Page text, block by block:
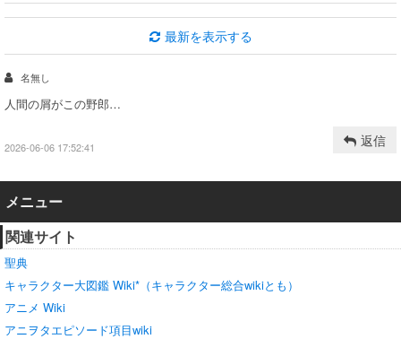
最新を表示する
名無し
人間の屑がこの野郎…
返信
2026-06-06 17:52:41
メニュー
関連サイト
聖典
キャラクター大図鑑 Wiki*（キャラクター総合wikiとも）
アニメ Wiki
アニヲタエピソード項目wiki